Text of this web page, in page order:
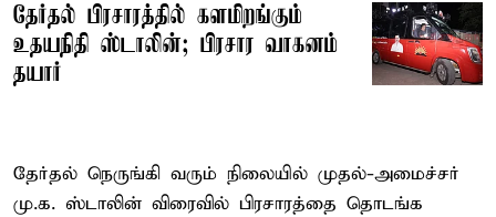
தேர்தல் பிரசாரத்தில் களமிறங்கும்
உதயநிதி ஸ்டாலின்; பிரசார வாகனம்
தயார்
தேர்தல் நெருங்கி வரும் நிலையில் முதல்-அமைச்சர்
மு.க. ஸ்டாலின் விரைவில் பிரசாரத்தை தொடங்க